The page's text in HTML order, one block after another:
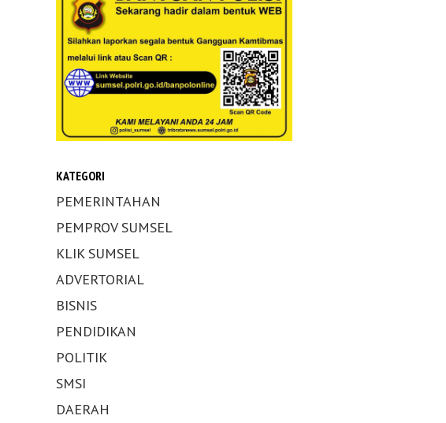
KATEGORI
PEMERINTAHAN
PEMPROV SUMSEL
KLIK SUMSEL
ADVERTORIAL
BISNIS
PENDIDIKAN
POLITIK
SMSI
DAERAH